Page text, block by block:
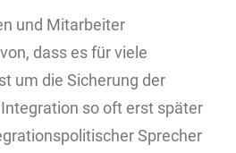
und Mitarbeiter
dass es für viele
um die Sicherung der
so oft erst später
Sprecher